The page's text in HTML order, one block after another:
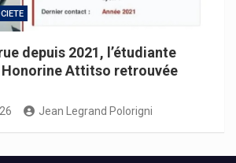
depuis 2021, l’étudiante
Attitso retrouvée
Jean Legrand Polorigni